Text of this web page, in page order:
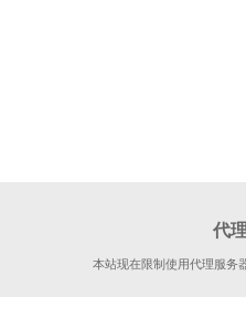
代
本站现在限制使用代理服务